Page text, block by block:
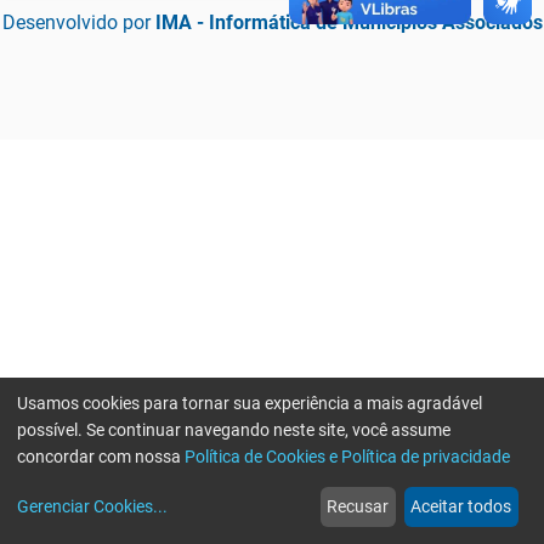
Desenvolvido por IMA - Informática de Municípios Associados
web
Notícias
more_horiz
Mais
Usamos cookies para tornar sua experiência a mais agradável
possível. Se continuar navegando neste site, você assume
concordar com nossa Política de Cookies e Política de privacidade
Gerenciar Cookies... Recusar Aceitar todos
Erro ao enviar informações, por favor tente novamente